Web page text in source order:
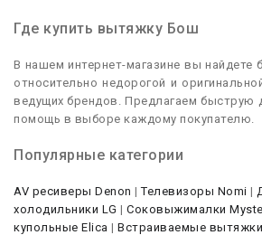
Где купить вытяжку Бош
В нашем интернет-магазине вы найдете
относительно недорогой и
ведущих брендов. Предлагаем быструю
помощь в выборе каждому покупателю.
Популярные категории
AV ресиверы Denon |Телевизоры Nomi |
холодильники LG | Соковыжималки
купольные Elica | Встраиваемые